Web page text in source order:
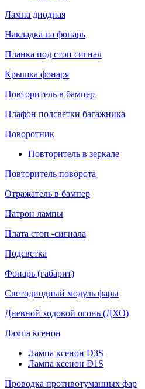
Лампа диодная
Накладка на фонарь
Планка под стоп сигнал
Крышка фонаря
Повторитель в бампер
Плафон подсветки багажника
Поворотник
Повторитель в зеркале
Повторитель поворота
Отражатель в бампер
Патрон лампы
Плата стоп -сигнала
Подсветка
Фонарь (габарит)
Светодиодный модуль фары
Дневной ходовой огонь (ДХО)
Лампа ксенон
Лампа ксенон D3S
Лампа ксенон D1S
Проводка противотуманных фар